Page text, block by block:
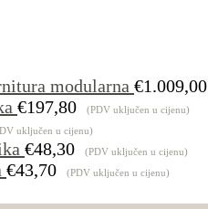
modularna €1.009,00
€197,80 (PDV uključen u cijenu)
uključen u cijenu)
€48,30 (PDV uključen u cijenu)
€43,70 (PDV uključen u cijenu)